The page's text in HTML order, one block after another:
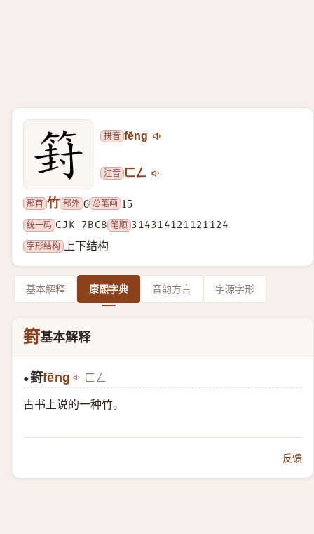
拼音 fēng
注音 ㄈㄥ
部首 竹 部外 6 总笔画 15
统一码 CJK 7BC8 笔顺 314314121121124
字形结构
上下结构
基本解释 康熙字典 音韵方言 字源字形
篈基本解释
●篈fēng ㄈㄥ
古书上说的一种竹。
反馈